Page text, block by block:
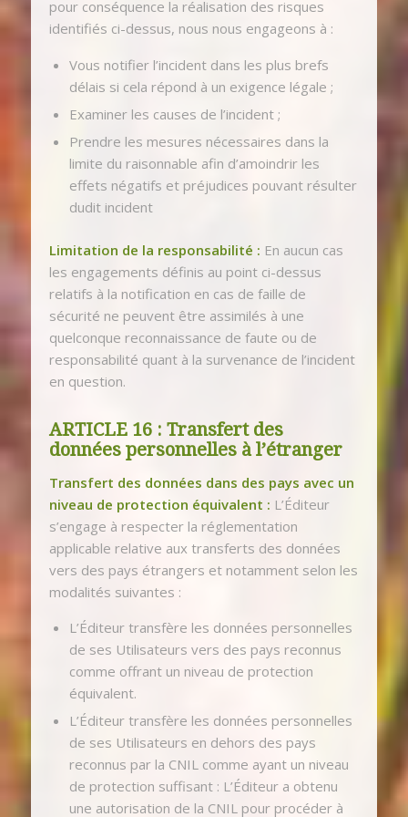
pour conséquence la réalisation des risques
identifiés ci-dessus, nous nous engageons à :
Vous notifier l’incident dans les plus brefs
délais si cela répond à un exigence légale ;
Examiner les causes de l’incident ;
Prendre les mesures nécessaires dans la
limite du raisonnable afin d’amoindrir les
effets négatifs et préjudices pouvant résulter
dudit incident
Limitation de la responsabilité : En aucun cas
les engagements définis au point ci-dessus
relatifs à la notification en cas de faille de
sécurité ne peuvent être assimilés à une
quelconque reconnaissance de faute ou de
responsabilité quant à la survenance de l’incident
en question.
ARTICLE 16 : Transfert des
données personnelles à l’étranger
Transfert des données dans des pays avec un
niveau de protection équivalent : L’Éditeur
s’engage à respecter la réglementation
applicable relative aux transferts des données
vers des pays étrangers et notamment selon les
modalités suivantes :
L’Éditeur transfère les données personnelles
de ses Utilisateurs vers des pays reconnus
comme offrant un niveau de protection
équivalent.
L’Éditeur transfère les données personnelles
de ses Utilisateurs en dehors des pays
reconnus par la CNIL comme ayant un niveau
de protection suffisant : L’Éditeur a obtenu
une autorisation de la CNIL pour procéder à